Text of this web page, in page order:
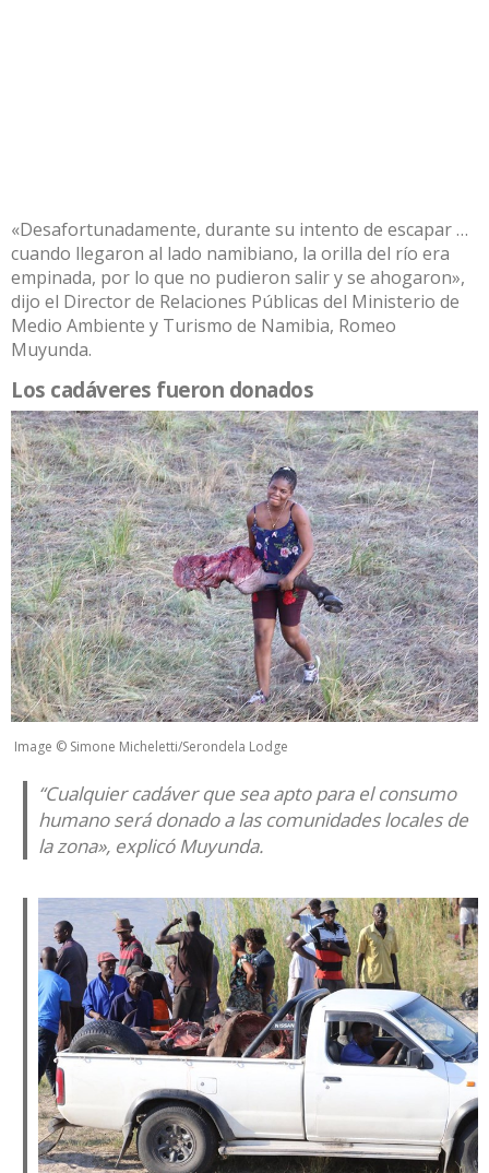
«Desafortunadamente, durante su intento de escapar …
cuando llegaron al lado namibiano, la orilla del río era
empinada, por lo que no pudieron salir y se ahogaron»,
dijo el Director de Relaciones Públicas del Ministerio de
Medio Ambiente y Turismo de Namibia, Romeo
Muyunda.
Los cadáveres fueron donados
Image © Simone Micheletti/Serondela Lodge
“Cualquier cadáver que sea apto para el consumo
humano será donado a las comunidades locales de
la zona», explicó Muyunda.